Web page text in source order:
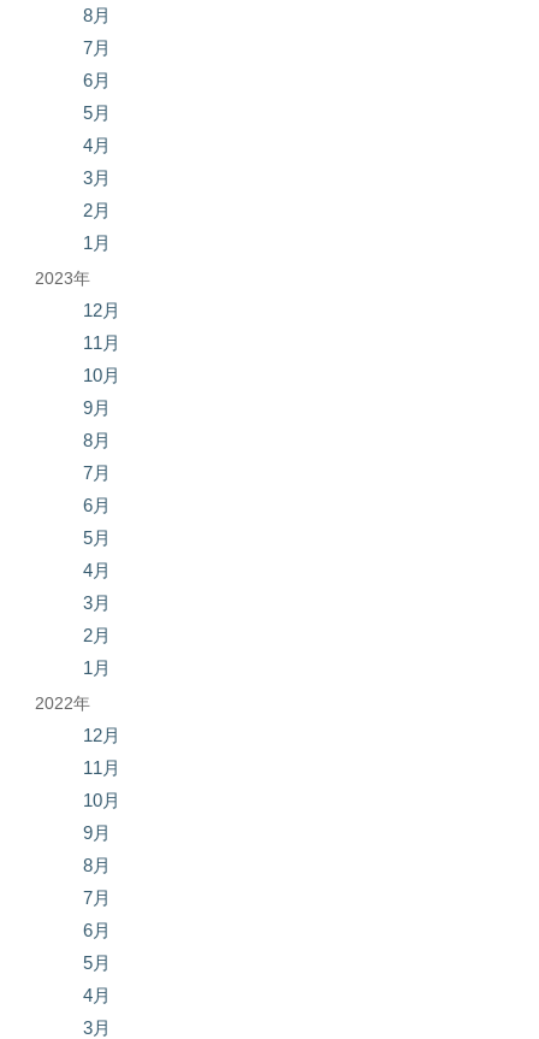
8月
7月
6月
5月
4月
3月
2月
1月
2023年
12月
11月
10月
9月
8月
7月
6月
5月
4月
3月
2月
1月
2022年
12月
11月
10月
9月
8月
7月
6月
5月
4月
3月